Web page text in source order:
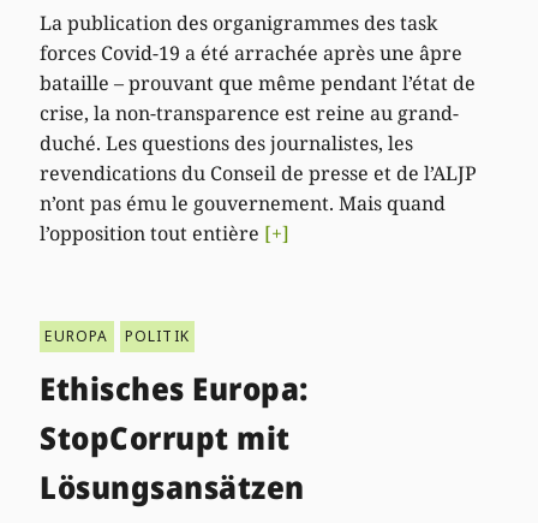
La publication des organigrammes des task
forces Covid-19 a été arrachée après une âpre
bataille – prouvant que même pendant l’état de
crise, la non-transparence est reine au grand-
duché. Les questions des journalistes, les
revendications du Conseil de presse et de l’ALJP
n’ont pas ému le gouvernement. Mais quand
l’opposition tout entière [+]
EUROPA POLITIK
Ethisches Europa:
StopCorrupt mit
Lösungsansätzen